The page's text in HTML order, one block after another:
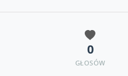
0
GŁOSÓW